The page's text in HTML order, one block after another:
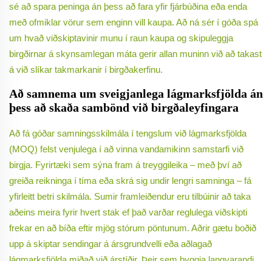
sé að spara peninga án þess að fara yfir fjárbúðina eða enda
með ofmiklar vörur sem enginn vill kaupa. Að ná sér í góða spá
um hvað viðskiptavinir munu í raun kaupa og skipuleggja
birgðirnar á skynsamlegan máta gerir allan muninn við að takast
á við slíkar takmarkanir í birgðakerfinu.
Að samnema um sveigjanlega lágmarksfjölda án
þess að skaða sambönd við birgðaleyfingara
Að fá góðar samningsskilmála í tengslum við lágmarksfjölda
(MOQ) felst venjulega í að vinna vandamikinn samstarfi við
birgja. Fyrirtæki sem sýna fram á treyggileika – með því að
greiða reikninga í tíma eða skrá sig undir lengri samninga – fá
yfirleitt betri skilmála. Sumir framleiðendur eru tilbúinir að taka
aðeins meira fyrir hvert stak ef það varðar reglulega viðskipti
frekar en að bíða eftir mjög stórum pöntunum. Aðrir gætu boðið
upp á skiptar sendingar á ársgrundvelli eða aðlagað